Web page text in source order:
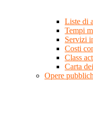
Liste di
Tempi
Servizi
Costi
Class
Carta
Opere